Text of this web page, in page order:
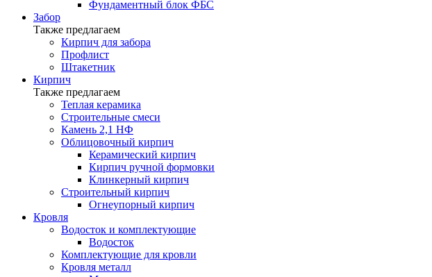
Фундаментный блок ФБС
Забор
Также предлагаем
Кирпич для забора
Профлист
Штакетник
Кирпич
Также предлагаем
Теплая керамика
Строительные смеси
Камень 2,1 НФ
Облицовочный кирпич
Керамический кирпич
Кирпич ручной формовки
Клинкерный кирпич
Строительный кирпич
Огнеупорный кирпич
Кровля
Водосток и комплектующие
Водосток
Комплектующие для кровли
Кровля металл